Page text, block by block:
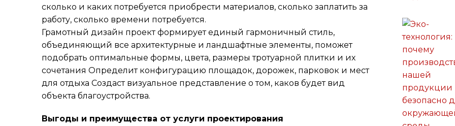
сколько и каких потребуется приобрести материалов, сколько заплатить за
работу, сколько времени потребуется.
Грамотный дизайн проект формирует единый гармоничный стиль,
объединяющий все архитектурные и ландшафтные элементы, поможет
подобрать оптимальные формы, цвета, размеры тротуарной плитки и их
сочетания Определит конфигурацию площадок, дорожек, парковок и мест
для отдыха Создаст визуальное представление о том, каков будет вид
объекта благоустройства.
Выгоды и преимущества от услуги проектирования